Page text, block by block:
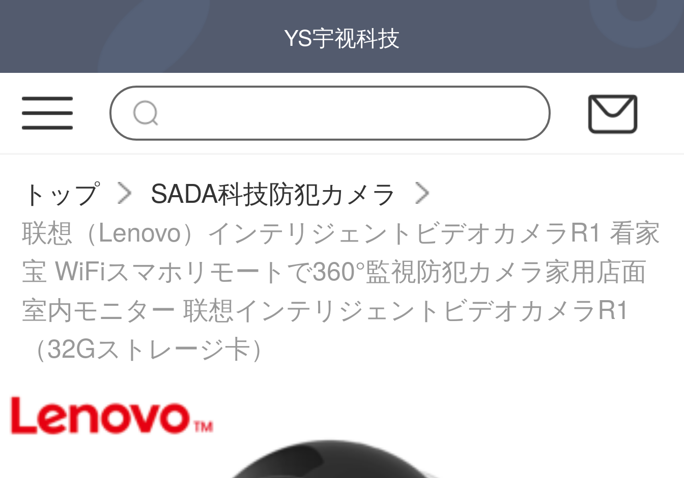
YS宇视科技
トップ
SADA科技防犯カメラ
联想（Lenovo）インテリジェントビデオカメラR1 看家
宝 WiFiスマホリモートで360°監視防犯カメラ家用店面
室内モニター 联想インテリジェントビデオカメラR1
（32Gストレージ卡）